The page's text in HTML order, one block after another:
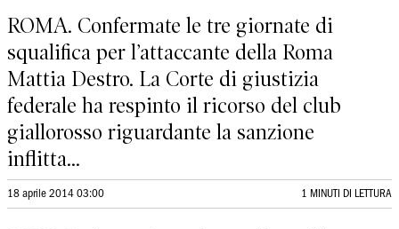
ROMA. Confermate le tre giornate di
squalifica per l’attaccante della Roma
Mattia Destro. La Corte di giustizia
federale ha respinto il ricorso del club
giallorosso riguardante la sanzione
inflitta...
18 aprile 2014 03:00 1 MINUTI DI LETTURA